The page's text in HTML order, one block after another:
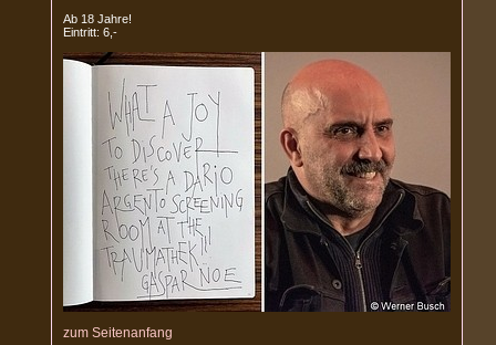
Ab 18 Jahre!
Eintritt: 6,-
zum Seitenanfang